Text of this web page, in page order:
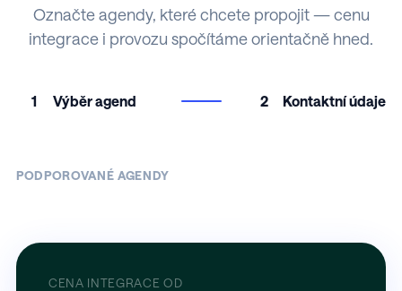
Označte agendy, které chcete propojit — cenu
integrace i provozu spočítáme orientačně hned.
1 Výběr agend 2 Kontaktní údaje
PODPOROVANÉ AGENDY
CENA INTEGRACE OD